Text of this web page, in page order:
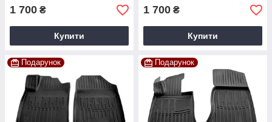
1 700 ₴
Купити
1 700 ₴
Купити
Подарунок Подарунок